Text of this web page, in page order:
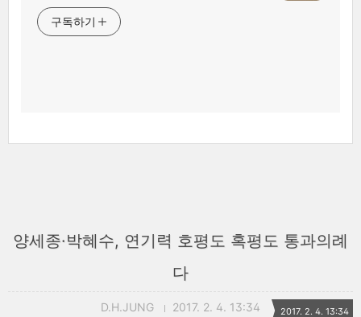
구독하기
양세종·박혜수, 연기력 호평도 혹평도 통과의례
다
D.H.JUNG 2017. 2. 4. 13:34 2017. 2. 4. 13:34